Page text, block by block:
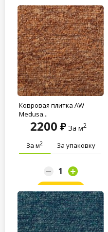
Ковровая плитка AW
Medusa...
2200 За м2
За м2 За упаковку